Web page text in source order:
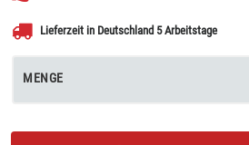
Lieferzeit in Deutschland 5 Arbeitstage
MENGE